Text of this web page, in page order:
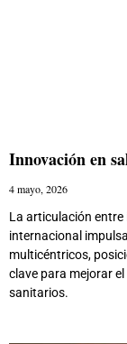
Innovación en
4 mayo, 2026
La articulación
internacional
multicéntricos,
clave para mejorar
sanitarios.